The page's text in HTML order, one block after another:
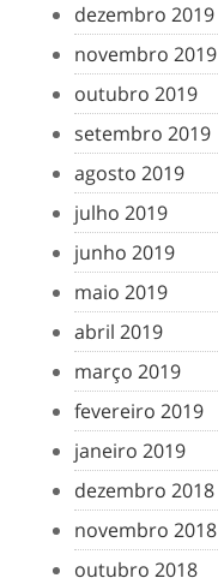
dezembro 2019
novembro 2019
outubro 2019
setembro 2019
agosto 2019
julho 2019
junho 2019
maio 2019
abril 2019
março 2019
fevereiro 2019
janeiro 2019
dezembro 2018
novembro 2018
outubro 2018